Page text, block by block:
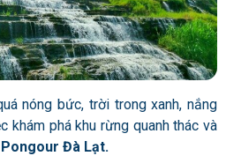
nóng bức, trời trong xanh, nắng
khám phá khu rừng quanh thác và
Pongour Đà Lạt.